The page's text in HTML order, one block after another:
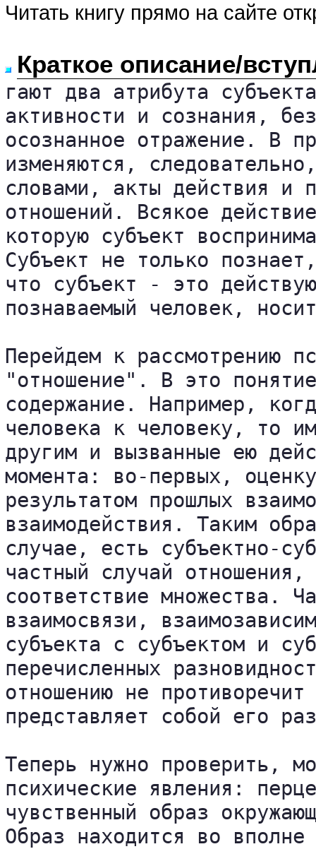
Читать книгу прямо на сайте
Краткое описание/
гают два атрибута
активности и сознания,
осознанное отражение. В
изменяются,
словами, акты действия и
отношений. Всякое
которую субъект
Субъект не только
что субъект - это
познаваемый человек,
Перейдем к рассмотрению
"отношение". В это
содержание. Например,
человека к человеку, то
другим и вызванные ею
момента: во-первых,
результатом прошлых
взаимодействия. Таким
случае, есть субъектно-
частный случай
соответствие множества.
взаимосвязи,
субъекта с субъектом и
перечисленных
отношению не
представляет собой его
Теперь нужно проверить,
психические явления:
чувственный образ
Образ находится во вполне